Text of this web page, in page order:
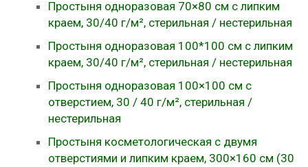
Простыня одноразовая 70×80 см с липким
краем, 30/40 г/м², стерильная / нестерильная
Простыня одноразовая 100*100 см с липким
краем, 30/40 г/м², стерильная / нестерильная
Простыня одноразовая 100×100 см с
отверстием, 30 / 40 г/м², стерильная /
нестерильная
Простыня косметологическая с двумя
отверстиями и липким краем, 300×160 см (30